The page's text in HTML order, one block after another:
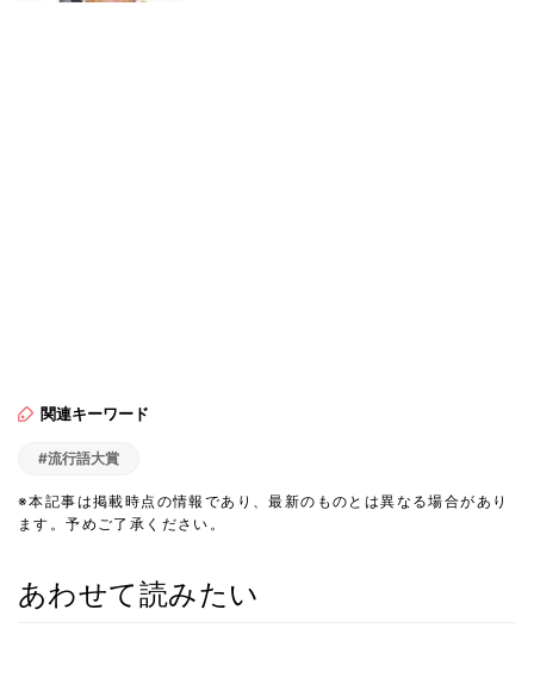
関連キーワード
#流行語大賞
※本記事は掲載時点の情報であり、最新のものとは異なる場合があり
ます。予めご了承ください。
あわせて読みたい